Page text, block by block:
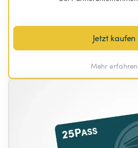
Jetzt kaufen
Mehr erfahren